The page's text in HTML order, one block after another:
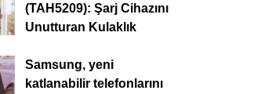
(TAH5209): Şarj Cihazını
Unutturan Kulaklık
Samsung, yeni
katlanabilir telefonlarını